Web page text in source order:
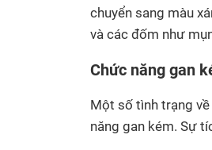
chuyển sang màu
và các đốm như
Chức năng gan
Một số tình trạng
năng gan kém. Sự